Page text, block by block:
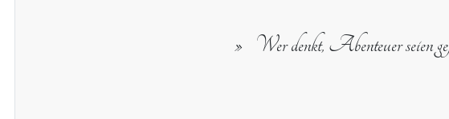
Wer denkt, Abenteuer seien